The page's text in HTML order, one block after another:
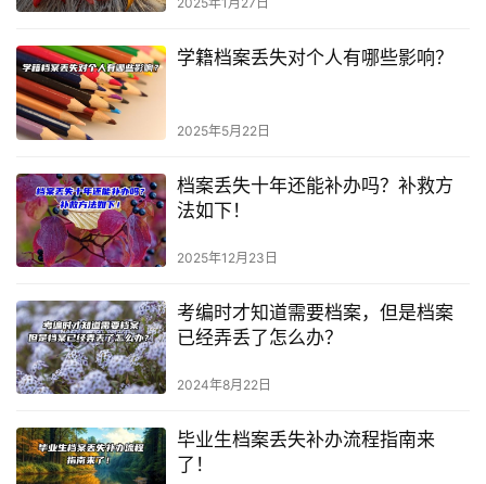
学籍档案丢失对个人有哪些影响？
2025年5月22日
档案丢失十年还能补办吗？补救方
法如下！
2025年12月23日
考编时才知道需要档案，但是档案
已经弄丢了怎么办？
2024年8月22日
毕业生档案丢失补办流程指南来
了！